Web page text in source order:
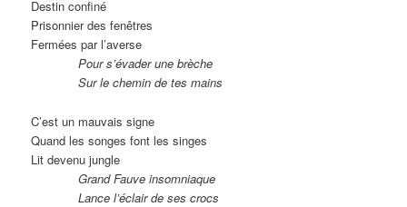
Destin confiné
Prisonnier des fenêtres
Fermées par l’averse
Pour s’évader une brèche
Sur le chemin de tes mains
C’est un mauvais signe
Quand les songes font les singes
Lit devenu jungle
Grand Fauve insomniaque
Lance l’éclair de ses crocs